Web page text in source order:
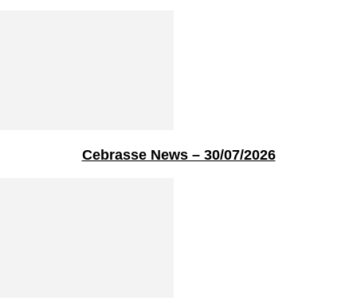
Cebrasse News – 30/07/2026